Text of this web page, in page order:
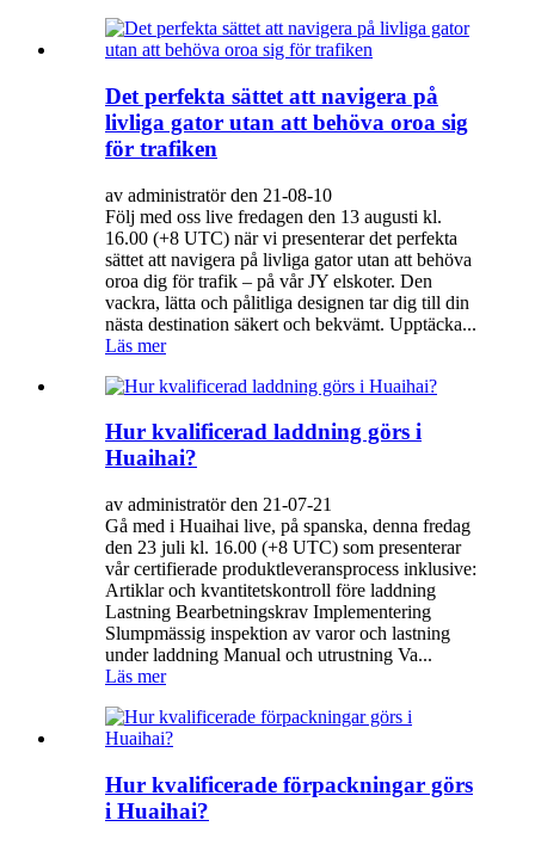
Det perfekta sättet att navigera på
livliga gator utan att behöva oroa sig
för trafiken
av administratör den 21-08-10
Följ med oss ​​live fredagen den 13 augusti kl.
16.00 (+8 UTC) när vi presenterar det perfekta
sättet att navigera på livliga gator utan att behöva
oroa dig för trafik – på vår JY elskoter. Den
vackra, lätta och pålitliga designen tar dig till din
nästa destination säkert och bekvämt. Upptäcka...
Läs mer
Hur kvalificerad laddning görs i
Huaihai?
av administratör den 21-07-21
Gå med i Huaihai live, på spanska, denna fredag ​​
den 23 juli kl. 16.00 (+8 UTC) som presenterar
vår certifierade produktleveransprocess inklusive:
Artiklar och kvantitetskontroll före laddning
Lastning Bearbetningskrav Implementering
Slumpmässig inspektion av varor och lastning
under laddning Manual och utrustning Va...
Läs mer
Hur kvalificerade förpackningar görs
i Huaihai?